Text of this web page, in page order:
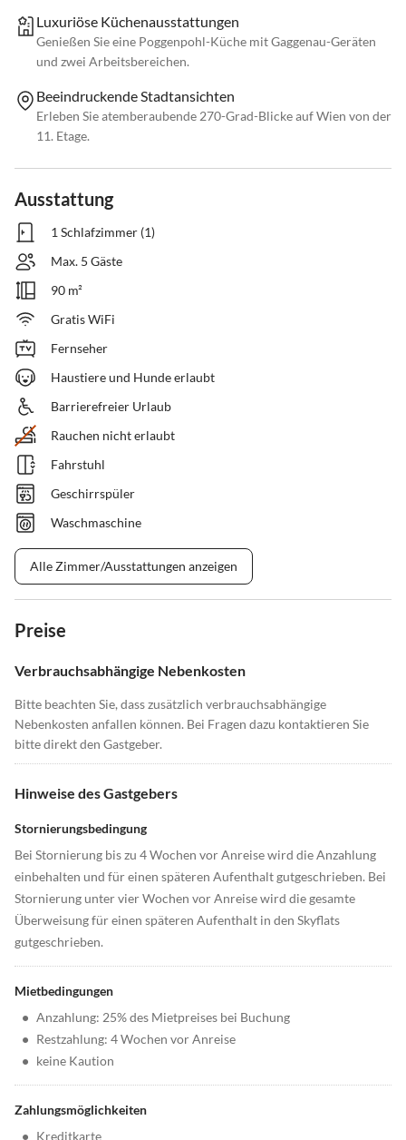
Luxuriöse Küchenausstattungen
Genießen Sie eine Poggenpohl-Küche mit Gaggenau-Geräten
und zwei Arbeitsbereichen.
Beeindruckende Stadtansichten
Erleben Sie atemberaubende 270-Grad-Blicke auf Wien von der
11. Etage.
Ausstattung
1 Schlafzimmer (1)
Max. 5 Gäste
90 m²
Gratis WiFi
Fernseher
Haustiere und Hunde erlaubt
Barrierefreier Urlaub
Rauchen nicht erlaubt
Fahrstuhl
Geschirrspüler
Waschmaschine
Alle Zimmer/Ausstattungen anzeigen
Preise
Verbrauchsabhängige Nebenkosten
Bitte beachten Sie, dass zusätzlich verbrauchsabhängige
Nebenkosten anfallen können. Bei Fragen dazu kontaktieren Sie
bitte direkt den Gastgeber.
Hinweise des Gastgebers
Stornierungsbedingung
Bei Stornierung bis zu 4 Wochen vor Anreise wird die Anzahlung
einbehalten und für einen späteren Aufenthalt gutgeschrieben. Bei
Stornierung unter vier Wochen vor Anreise wird die gesamte
Überweisung für einen späteren Aufenthalt in den Skyflats
gutgeschrieben.
Mietbedingungen
• Anzahlung: 25% des Mietpreises bei Buchung
• Restzahlung: 4 Wochen vor Anreise
• keine Kaution
Zahlungsmöglichkeiten
• Kreditkarte